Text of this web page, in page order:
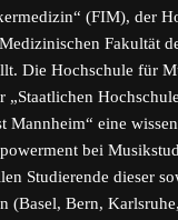
(FIM), der
Fakultät
Die Hochschule für
„Staatlichen
Mannheim“ eine
bei
Studierende dieser
(Basel, Bern,